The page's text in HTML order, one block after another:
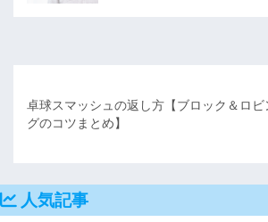
卓球スマッシュの返し方【ブロック＆ロビ
グのコツまとめ】
人気記事